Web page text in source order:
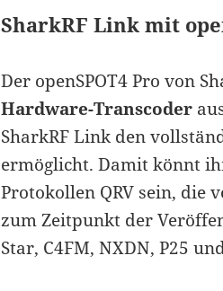
SharkRF Link mit
Der openSPOT4 Pro von
Hardware-Transcoder
SharkRF Link den
ermöglicht. Damit könnt
Protokollen QRV sein, die
zum Zeitpunkt der
Star, C4FM, NXDN, P25